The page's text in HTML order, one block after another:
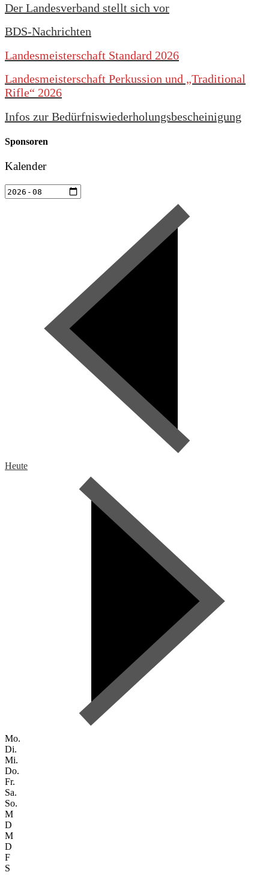
Der Landesverband stellt sich vor
BDS-Nachrichten
Landesmeisterschaft Standard 2026
Landesmeisterschaft Perkussion und „Traditional
Rifle“ 2026
Infos zur Bedürfniswiederholungsbescheinigung
Sponsoren
Kalender
Heute
Mo.
Di.
Mi.
Do.
Fr.
Sa.
So.
M
D
M
D
F
S